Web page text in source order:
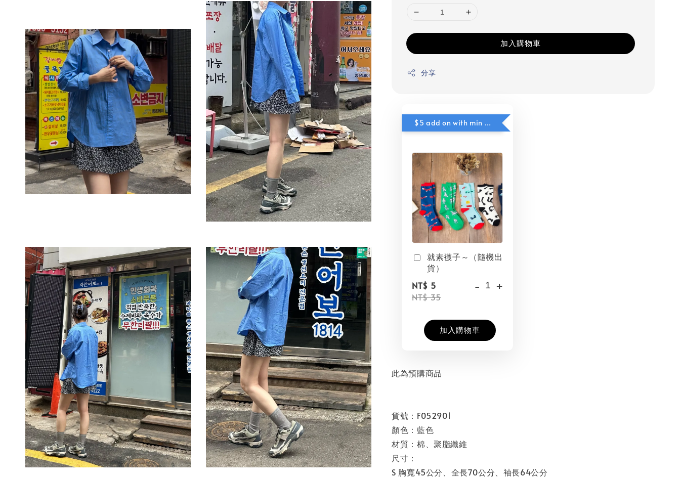
加入購物車
分享
$5 add on with min purchase
就素襪子～（隨機出
貨）
NT$ 5
NT$ 35
- +
加入購物車
此為預購商品
貨號：F052901
顏色：藍色
材質：棉、聚脂纖維
尺寸：
S 胸寬45公分、全長70公分、袖長64公分